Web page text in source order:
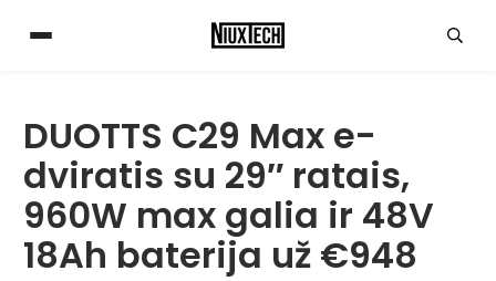
DUOTTS C29 Max e-
dviratis su 29″ ratais,
960W max galia ir 48V
18Ah baterija už €948